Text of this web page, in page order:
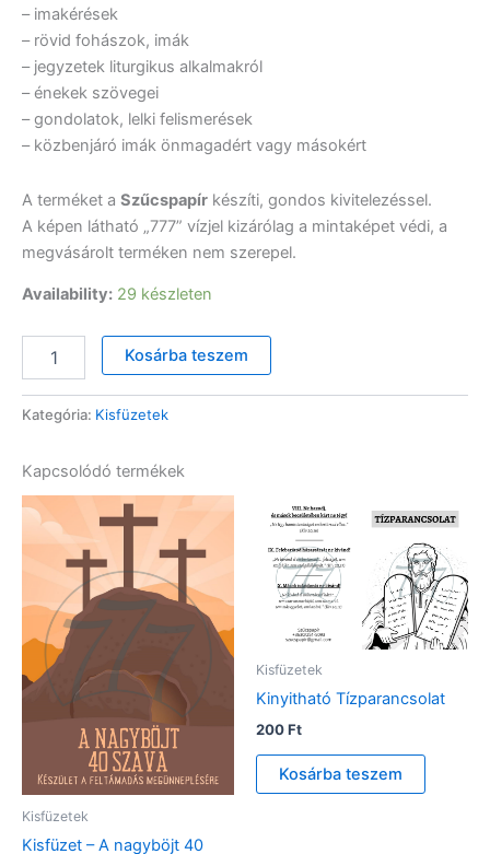
– imakérések
– rövid fohászok, imák
– jegyzetek liturgikus alkalmakról
– énekek szövegei
– gondolatok, lelki felismerések
– közbenjáró imák önmagadért vagy másokért
A terméket a Szűcspapír készíti, gondos kivitelezéssel.
A képen látható „777” vízjel kizárólag a mintaképet védi, a
megvásárolt terméken nem szerepel.
Availability: 29 készleten
imanapló
Jegyzetek
Kosárba teszem
Kategória: Kisfüzetek
Kapcsolódó termékek
Kisfüzetek
Kisfüzet – A nagyböjt 40
Kisfüzetek
Kinyitható Tízparancsolat
200Ft
Kosárba teszem